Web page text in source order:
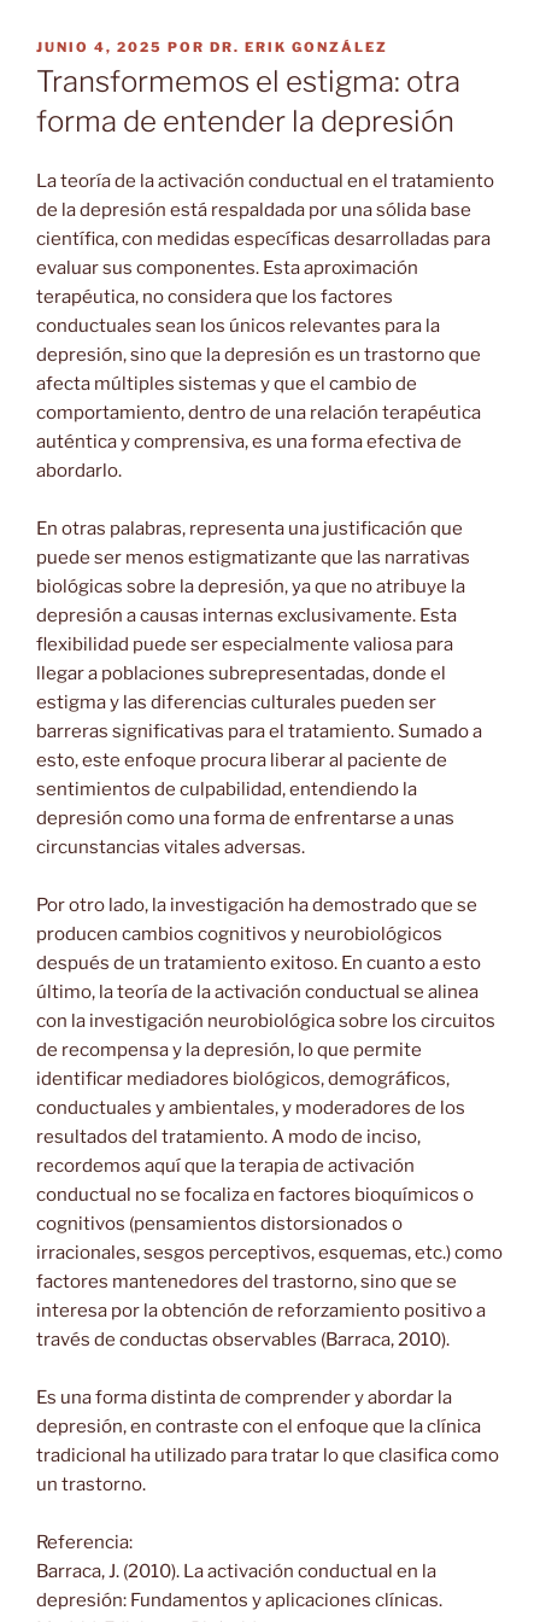
PUBLICADO
EL
JUNIO 4, 2025 POR DR. ERIK GONZÁLEZ
Transformemos el estigma: otra
forma de entender la depresión
La teoría de la activación conductual en el tratamiento
de la depresión está respaldada por una sólida base
científica, con medidas específicas desarrolladas para
evaluar sus componentes. Esta aproximación
terapéutica, no considera que los factores
conductuales sean los únicos relevantes para la
depresión, sino que la depresión es un trastorno que
afecta múltiples sistemas y que el cambio de
comportamiento, dentro de una relación terapéutica
auténtica y comprensiva, es una forma efectiva de
abordarlo.
En otras palabras, representa una justificación que
puede ser menos estigmatizante que las narrativas
biológicas sobre la depresión, ya que no atribuye la
depresión a causas internas exclusivamente. Esta
flexibilidad puede ser especialmente valiosa para
llegar a poblaciones subrepresentadas, donde el
estigma y las diferencias culturales pueden ser
barreras significativas para el tratamiento. Sumado a
esto, este enfoque procura liberar al paciente de
sentimientos de culpabilidad, entendiendo la
depresión como una forma de enfrentarse a unas
circunstancias vitales adversas.
Por otro lado, la investigación ha demostrado que se
producen cambios cognitivos y neurobiológicos
después de un tratamiento exitoso. En cuanto a esto
último, la teoría de la activación conductual se alinea
con la investigación neurobiológica sobre los circuitos
de recompensa y la depresión, lo que permite
identificar mediadores biológicos, demográficos,
conductuales y ambientales, y moderadores de los
resultados del tratamiento. A modo de inciso,
recordemos aquí que la terapia de activación
conductual no se focaliza en factores bioquímicos o
cognitivos (pensamientos distorsionados o
irracionales, sesgos perceptivos, esquemas, etc.) como
factores mantenedores del trastorno, sino que se
interesa por la obtención de reforzamiento positivo a
través de conductas observables (Barraca, 2010).
Es una forma distinta de comprender y abordar la
depresión, en contraste con el enfoque que la clínica
tradicional ha utilizado para tratar lo que clasifica como
un trastorno.
Referencia:
Barraca, J. (2010). La activación conductual en la
depresión: Fundamentos y aplicaciones clínicas.